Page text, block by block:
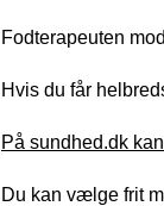
Fodterapeuten
Hvis du får
På sundhed.dk
Du kan vælge frit